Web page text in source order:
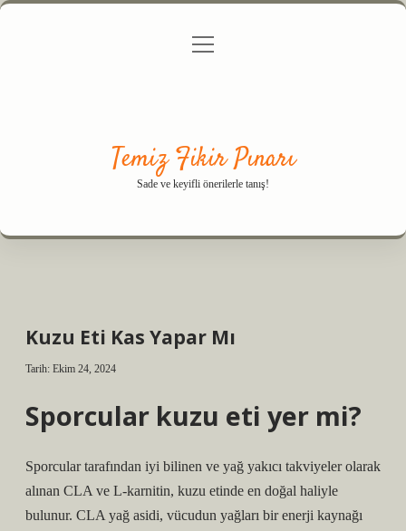
Gizlilik Politikası
menüyü
Temiz Fikir Pınarı
Sade ve keyifli önerilerle tanış!
Kuzu Eti Kas Yapar Mı
Tarih: Ekim 24, 2024
Sporcular kuzu eti yer mi?
Sporcular tarafından iyi bilinen ve yağ yakıcı takviyeler olarak
alınan CLA ve L-karnitin, kuzu etinde en doğal haliyle
bulunur. CLA yağ asidi, vücudun yağları bir enerji kaynağı